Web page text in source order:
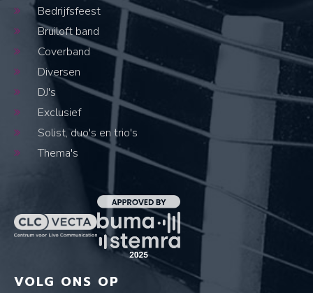
Bedrijfsfeest
Bruiloft band
Coverband
Diversen
DJ's
Exclusief
Solist, duo's en trio's
Thema's
VOLG ONS OP